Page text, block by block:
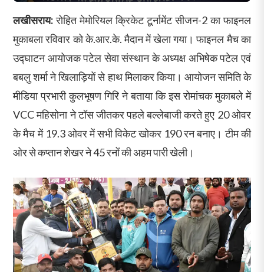
लखीसराय:रोहित मेमोरियल क्रिकेट टूर्नामेंट सीजन-2 का फाइनल
मुकाबला रविवार को के.आर.के. मैदान में खेला गया। फाइनल मैच का
उद्घाटन आयोजक पटेल सेवा संस्थान के अध्यक्ष अभिषेक पटेल एवं
बबलु शर्मा ने खिलाड़ियों से हाथ मिलाकर किया। आयोजन समिति के
मीडिया प्रभारी कुलभूषण गिरि ने बताया कि इस रोमांचक मुकाबले में
VCC महिसोना ने टॉस जीतकर पहले बल्लेबाजी करते हुए 20 ओवर
के मैच में 19.3 ओवर में सभी विकेट खोकर 190 रन बनाए। टीम की
ओर से कप्तान शेखर ने 45 रनों की अहम पारी खेली।